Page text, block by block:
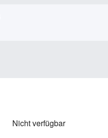
Nicht verfügbar